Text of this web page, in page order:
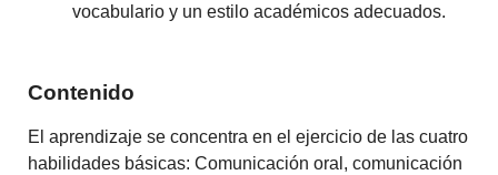
vocabulario y un estilo académicos adecuados.
Contenido
El aprendizaje se concentra en el ejercicio de las cuatro
habilidades básicas: Comunicación oral, comunicación